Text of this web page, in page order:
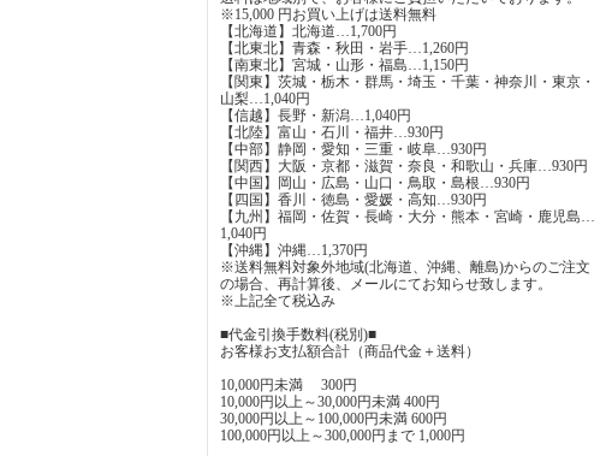
※15,000 円お買い上げは送料無料
【北海道】北海道…1,700円
【北東北】青森・秋田・岩手…1,260円
【南東北】宮城・山形・福島…1,150円
【関東】茨城・栃木・群馬・埼玉・千葉・神奈川・東京・
山梨…1,040円
【信越】長野・新潟…1,040円
【北陸】富山・石川・福井…930円
【中部】静岡・愛知・三重・岐阜…930円
【関西】大阪・京都・滋賀・奈良・和歌山・兵庫…930円
【中国】岡山・広島・山口・鳥取・島根…930円
【四国】香川・徳島・愛媛・高知…930円
【九州】福岡・佐賀・長崎・大分・熊本・宮崎・鹿児島…
1,040円
【沖縄】沖縄…1,370円
※送料無料対象外地域(北海道、沖縄、離島)からのご注文
の場合、再計算後、メールにてお知らせ致します。
※上記全て税込み
■代金引換手数料(税別)■
お客様お支払額合計（商品代金＋送料）
10,000円未満 300円
10,000円以上～30,000円未満 400円
30,000円以上～100,000円未満 600円
100,000円以上～300,000円まで 1,000円